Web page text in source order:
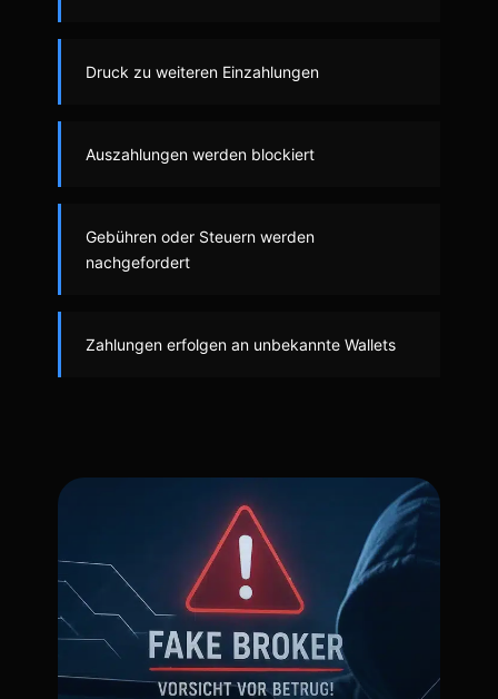
Druck zu weiteren Einzahlungen
Auszahlungen werden blockiert
Gebühren oder Steuern werden
nachgefordert
Zahlungen erfolgen an unbekannte Wallets